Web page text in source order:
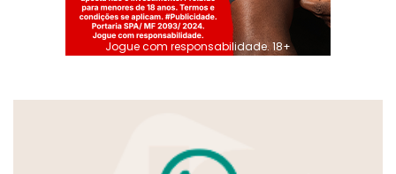
Jogue com responsabilidade. 18+